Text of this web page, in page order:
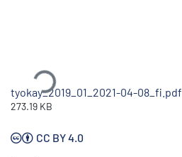
tyokay_2019_01_2021-04-08_fi.pdf
273.19 KB
CC BY 4.0